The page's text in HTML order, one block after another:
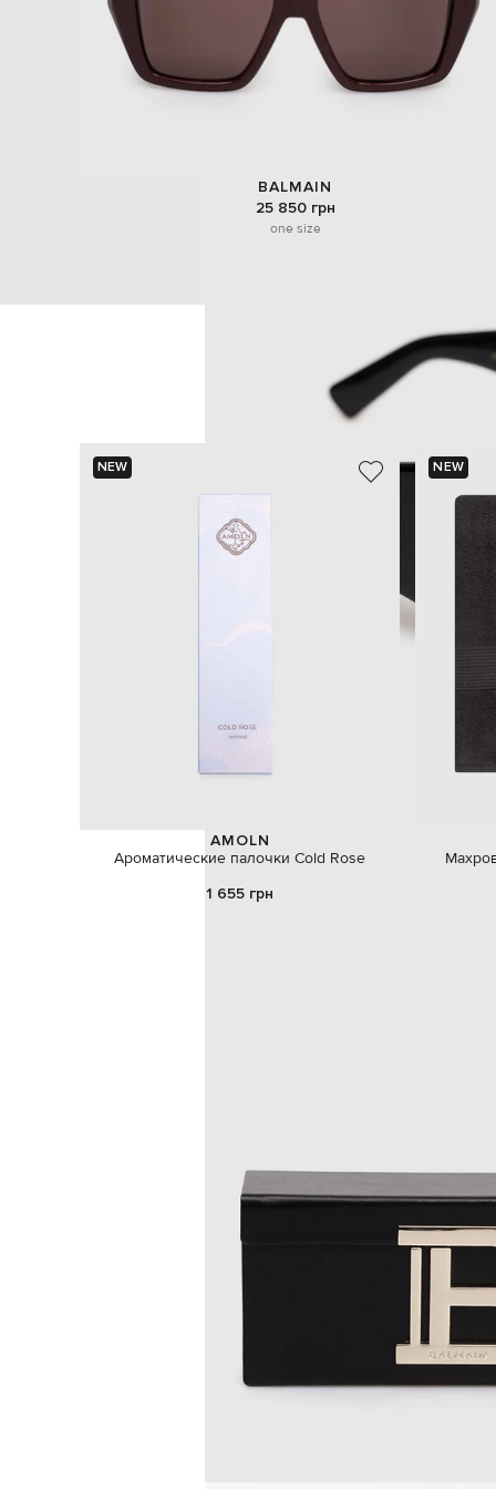
BALMAIN
25 850 грн
one size
NEW
AMOLN
Ароматические палочки Cold Rose
1 655 грн
NEW